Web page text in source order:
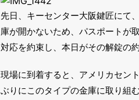
先日、キーセンター大阪鍵匠にて
庫が開かないため、パスポートが
対応を約束し、本日がその解錠の
現場に到着すると、アメリカセン
ぶりにこのタイプの金庫に取り組